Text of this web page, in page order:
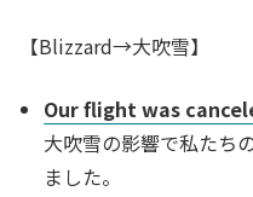
【Blizzard→大吹雪】
Our flight was
大吹雪の影響で私たち
ました。